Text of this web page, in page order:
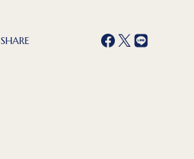
SHARE